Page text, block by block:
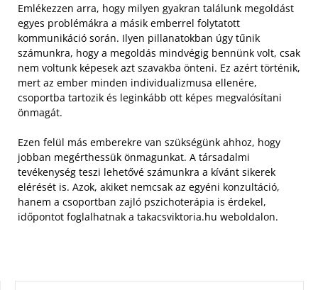
Emlékezzen arra, hogy milyen gyakran találunk megoldást
egyes problémákra a másik emberrel folytatott
kommunikáció során. Ilyen pillanatokban úgy tűnik
számunkra, hogy a megoldás mindvégig bennünk volt, csak
nem voltunk képesek azt szavakba önteni. Ez azért történik,
mert az ember minden individualizmusa ellenére,
csoportba tartozik és leginkább ott képes megvalósítani
önmagát.
Ezen felül más emberekre van szükségünk ahhoz, hogy
jobban megérthessük önmagunkat. A társadalmi
tevékenység teszi lehetővé számunkra a kívánt sikerek
elérését is. Azok, akiket nemcsak az egyéni konzultáció,
hanem a csoportban zajló pszichoterápia is érdekel,
időpontot foglalhatnak a takacsviktoria.hu weboldalon.